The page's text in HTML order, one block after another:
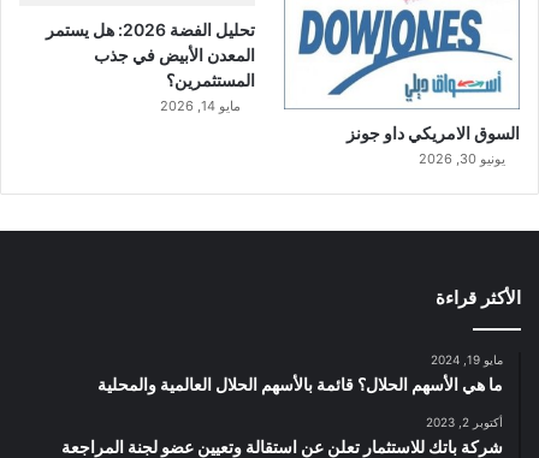
السوق الامريكي داو جونز
يونيو 30, 2026
تحليل الفضة 2026: هل يستمر
المعدن الأبيض في جذب
المستثمرين؟
مايو 14, 2026
الأكثر قراءة
مايو 19, 2024
ما هي الأسهم الحلال؟ قائمة بالأسهم الحلال العالمية والمحلية
أكتوبر 2, 2023
شركة باتك للاستثمار تعلن عن استقالة وتعيين عضو لجنة المراجعة